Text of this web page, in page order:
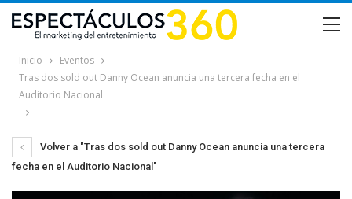
Inicio
Eventos
Tras dos sold out Danny Ocean anuncia una tercera fecha en el
Auditorio Nacional
Volver a "Tras dos sold out Danny Ocean anuncia una tercera
fecha en el Auditorio Nacional"